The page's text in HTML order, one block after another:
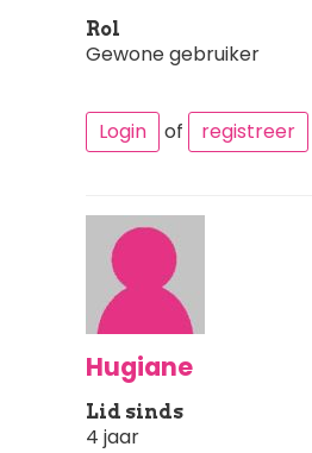
Rol
Gewone gebruiker
Login of registreer
Hugiane
Lid sinds
4 jaar